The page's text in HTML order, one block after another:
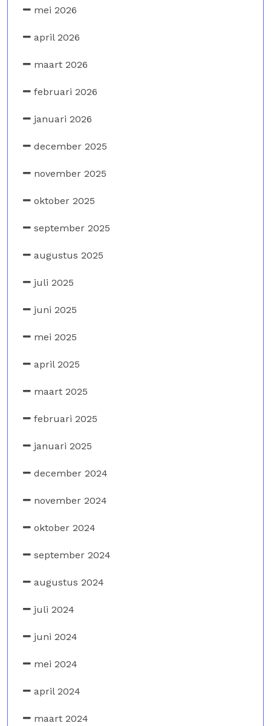
mei 2026
april 2026
maart 2026
februari 2026
januari 2026
december 2025
november 2025
oktober 2025
september 2025
augustus 2025
juli 2025
juni 2025
mei 2025
april 2025
maart 2025
februari 2025
januari 2025
december 2024
november 2024
oktober 2024
september 2024
augustus 2024
juli 2024
juni 2024
mei 2024
april 2024
maart 2024